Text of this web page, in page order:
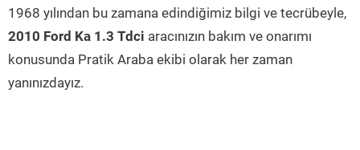
1968 yılından bu zamana edindiğimiz bilgi ve tecrübeyle,
2010 Ford Ka 1.3 Tdci aracınızın bakım ve onarımı
konusunda Pratik Araba ekibi olarak her zaman
yanınızdayız.